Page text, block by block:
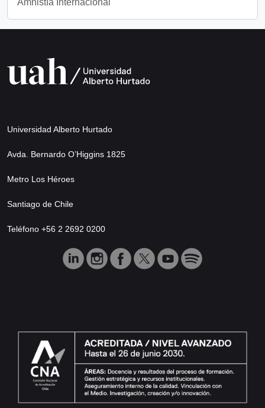
Amnistía Internacional
Universidad Alberto Hurtado
Avda. Bernardo O’Higgins 1825
Metro Los Héroes
Santiago de Chile
Teléfono +56 2 2692 0200